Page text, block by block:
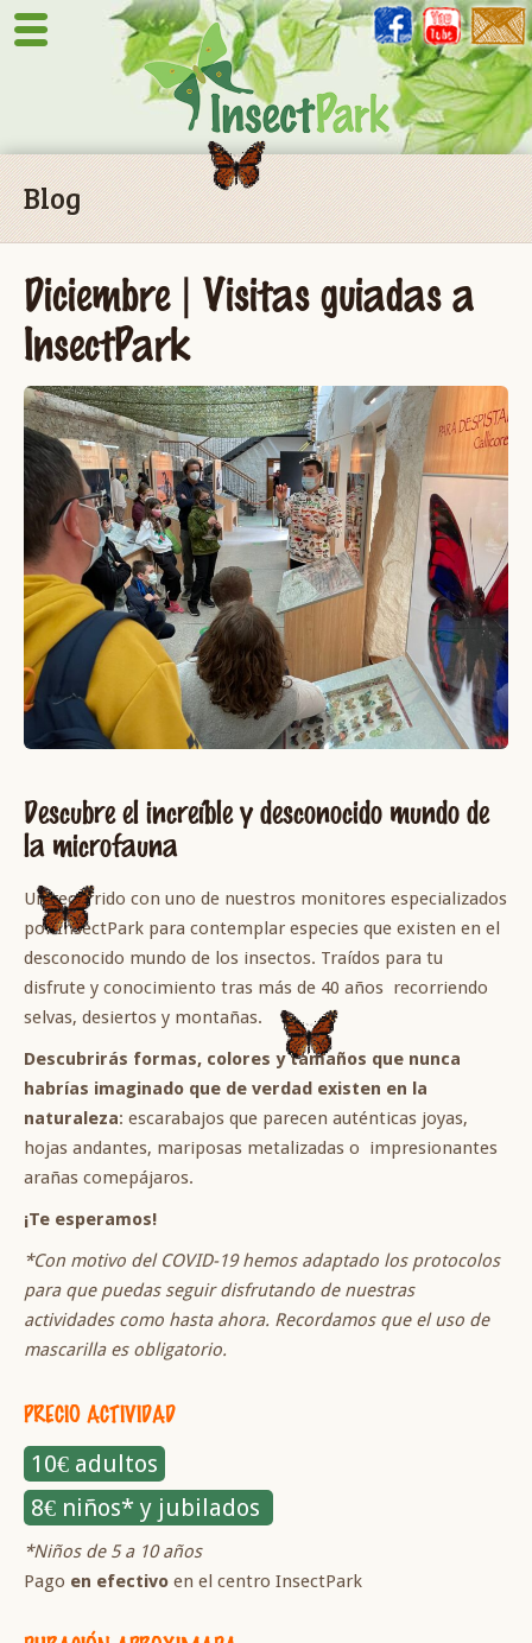
Blog
Diciembre | Visitas guiadas a
InsectPark
Descubre el increíble y desconocido mundo de
la microfauna
Un recorrido con uno de nuestros monitores especializados
por InsectPark para contemplar especies que existen en el
desconocido mundo de los insectos. Traídos para tu
disfrute y conocimiento tras más de 40 años recorriendo
selvas, desiertos y montañas.
Descubrirás formas, colores y tamaños que nunca
habrías imaginado que de verdad existen en la
naturaleza: escarabajos que parecen auténticas joyas,
hojas andantes, mariposas metalizadas o impresionantes
arañas comepájaros.
¡Te esperamos!
*Con motivo del COVID-19 hemos adaptado los protocolos
para que puedas seguir disfrutando de nuestras
actividades como hasta ahora. Recordamos que el uso de
mascarilla es obligatorio.
PRECIO ACTIVIDAD
10€ adultos
8€ niños* y jubilados
*Niños de 5 a 10 años
Pago en efectivo en el centro InsectPark